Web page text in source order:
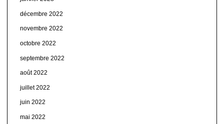
décembre 2022
novembre 2022
octobre 2022
septembre 2022
août 2022
juillet 2022
juin 2022
mai 2022